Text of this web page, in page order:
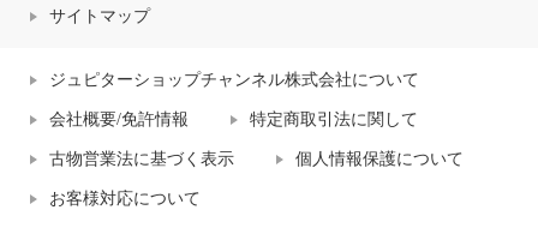
サイトマップ
ジュピターショップチャンネル株式会社について
会社概要/免許情報 特定商取引法に関して
古物営業法に基づく表示 個人情報保護について
お客様対応について